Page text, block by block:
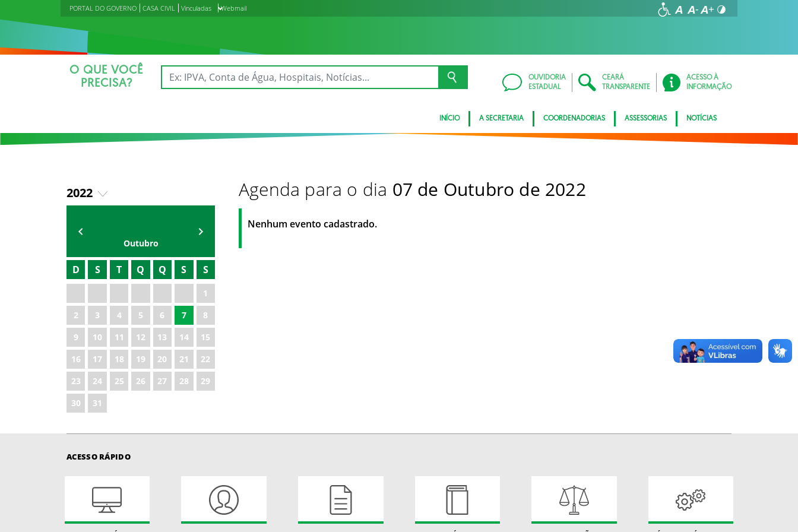
PORTAL DO GOVERNO CASA CIVIL Vinculadas Webmail
O QUE VOCÊ
PRECISA?
OUVIDORIA
ESTADUAL
CEARÁ
TRANSPARENTE
ACESSO À
INFORMAÇÃO
INÍCIO A SECRETARIA COORDENADORIAS ASSESSORIAS NOTÍCIAS
2022
2019
2020
2021
2023
2024
2025
2026
Outubro
D S T Q Q S S
1
2
3 4 5 6 7
8
9
10 11 12 13 14
15
16
17 18 19 20 21
22
23
24 25 26 27 28
29
30
31
Agenda para o dia 07 de Outubro de 2022
Nenhum evento cadastrado.
ACESSO RÁPIDO